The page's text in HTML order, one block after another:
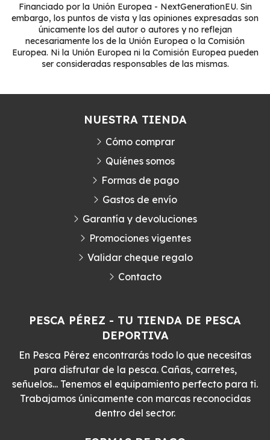
Financiado por la Unión Europea - NextGenerationEU. Sin
embargo, los puntos de vista y las opiniones expresadas son
únicamente los del autor o autores y no reflejan
necesariamente los de la Unión Europea o la Comisión
Europea. Ni la Unión Europea ni la Comisión Europea pueden
ser consideradas responsables de las mismas.
PESCA PÉREZ - TU TIENDA DE PESCA
DEPORTIVA
En Pesca Pérez encontrarás todo lo que necesitas
para disfrutar de la pesca. Cañas, carretes,
señuelos... Tenemos el equipamiento perfecto para ti.
Trabajamos únicamente con marcas reconocidas
dentro del sector.
NUESTRA TIENDA
Cómo comprar
Quiénes somos
Formas de pago
Gastos de envío
Garantía y devoluciones
Promociones vigentes
Validar cheque regalo
Contacto